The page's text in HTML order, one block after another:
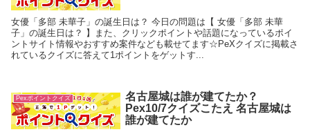
女優「多部 未華子」の誕生日は？ 今日の問題は【 女優「多部 未華
子」の誕生日は？ 】また、クリックポイントや話題になっているポイ
ントサイト情報やおすすめ案件なども載せてます☆PeXクイズに掲載さ
れているクイズに答えて1ポイントをゲットす...
Pexポイントクイズ
名古屋城は誰が建てたか？
Pex10/7クイズこたえ 名古屋城は
誰が建てたか